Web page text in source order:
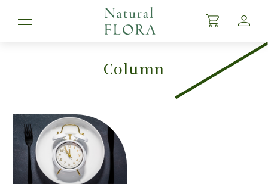
Product
About
Brand Story
Column